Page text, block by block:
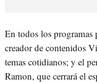
En todos los programas
creador de contenidos
temas cotidianos; y el
Ramon, que cerrará el